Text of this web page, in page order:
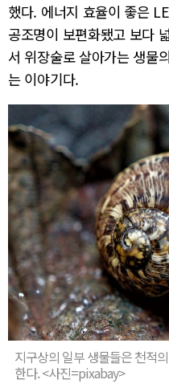
했다. 에너지 효율이 좋은
공조명이 보편화됐고 보다
서 위장술로 살아가는 생물
는 이야기다.
지구상의 일부 생물들은 천적
한다. <사진=pixabay>